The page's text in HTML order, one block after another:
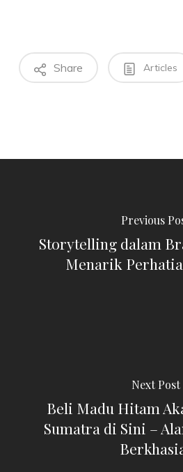
Share Articles
Previous
Storytelling dalam
Menarik
Next Post
Beli Madu Hitam
Sumatra di Sini –